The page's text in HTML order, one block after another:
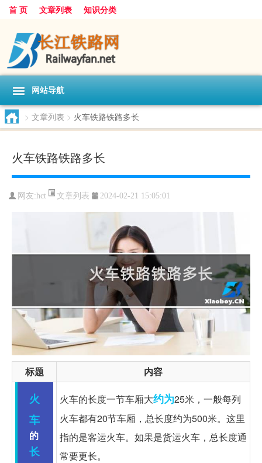
首 页 文章列表 知识分类
网站导航
> 文章列表 > 火车铁路铁路多长
火车铁路铁路多长
网友:hct 文章列表 2024-02-21 15:05:01
标题 内容
火
车
的
长
火车的长度一节车厢大约为25米，一般每列
火车都有20节车厢，总长度约为500米。这里
指的是客运火车。如果是货运火车，总长度通
常要更长。